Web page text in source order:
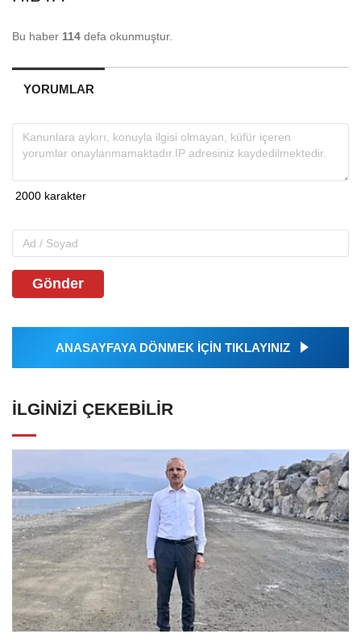
Bu haber 114 defa okunmuştur.
YORUMLAR
Gönder
ANASAYFAYA DÖNMEK İÇİN TIKLAYINIZ
İLGINIZI ÇEKEBILIR